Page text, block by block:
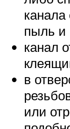
канала
пыль и
канал
в
или